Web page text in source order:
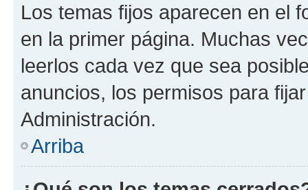
Los temas fijos aparecen en el
en la primer página. Muchas
leerlos cada vez que sea
anuncios, los permisos para
Administración.
Arriba